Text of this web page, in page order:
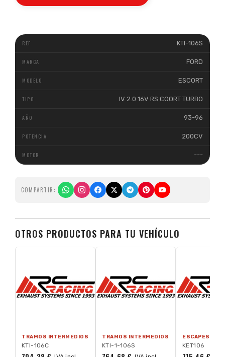
KTI-106S
FORD
ESCORT
IV 2.0 16V RS COORT TURBO
93-96
200CV
---
COMPARTIR:
OTROS PRODUCTOS PARA TU VEHÍCULO
TRAMOS INTERMEDIOS
KTI-106C
TRAMOS INTERMEDIOS
KTI-1-106S
ESCAPES
KET106